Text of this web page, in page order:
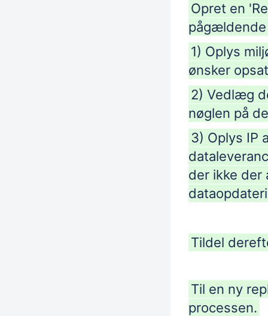
Opret en
1) Oplys
ønsker
2) Vedlæg
nøglen på
3) Oplys IP
der ikke der
Tildel
Til en ny
processen.